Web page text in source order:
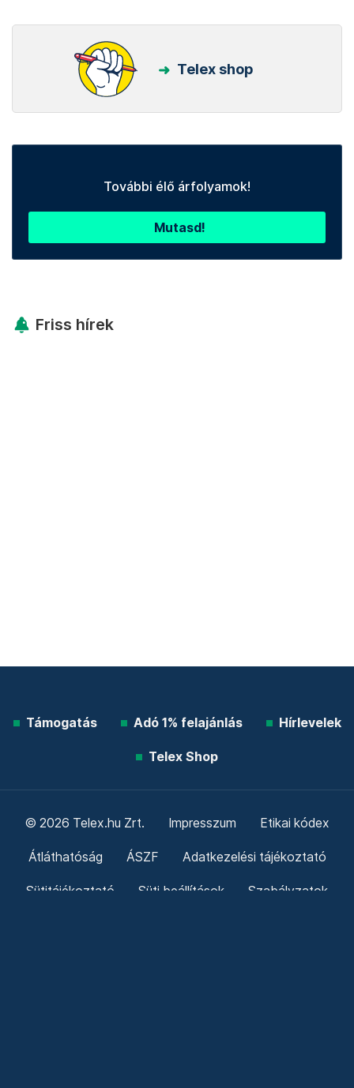
Telex shop
További élő árfolyamok!
Mutasd!
Friss hírek
Támogatás Adó 1% felajánlás Hírlevelek
Telex Shop
© 2026 Telex.hu Zrt. Impresszum Etikai kódex
Átláthatóság ÁSZF Adatkezelési tájékoztató
Sütitájékoztató Süti beállítások Szabályzatok